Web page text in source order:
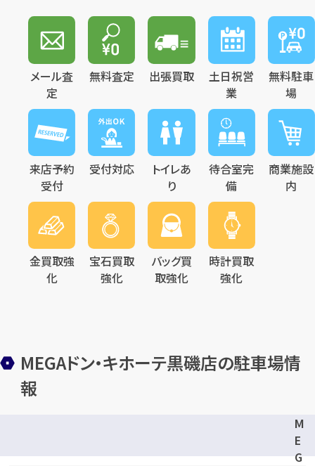
メール査
定
無料査定 出張買取
土日祝営
業
無料駐車
場
来店予約
受付
受付対応
トイレあ
り
待合室完
備
商業施設
内
金買取強
化
宝石買取
強化
バッグ買
取強化
時計買取
強化
MEGAドン・キホーテ黒磯店の駐車場情
報
M
E
G